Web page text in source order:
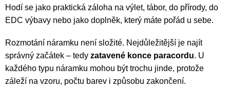
Hodí se jako praktická záloha na výlet, tábor, do přírody, do
EDC výbavy nebo jako doplněk, který máte pořád u sebe.
Rozmotání náramku není složité. Nejdůležitější je najít
správný začátek – tedy zatavené konce paracordu. U
každého typu náramku mohou být trochu jinde, protože
záleží na vzoru, počtu barev i způsobu zakončení.